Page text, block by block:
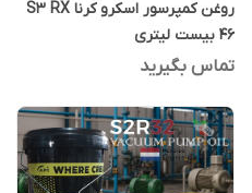
روغن کمپرسور اسکرو کرنا S3 RX
46 بیست لیتری
تماس بگیرید